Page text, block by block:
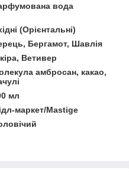
вода
(Орієнтальні)
Бергамот, Шавлія
Ветивер
амбросан, какао,
мл
маркет/Mastige